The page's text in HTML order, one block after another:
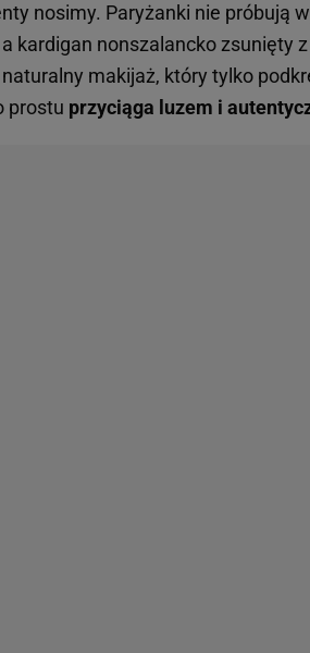
nosimy. Paryżanki nie próbują
kardigan nonszalancko zsunięty
naturalny makijaż, który tylko
prostu przyciąga luzem i